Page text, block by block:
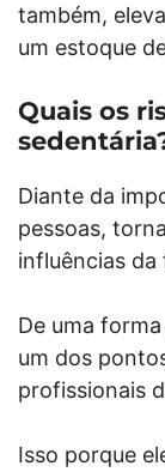
também,
um estoque
Quais os
Diante da
pessoas,
influências da
De uma
um dos
profissionais
Isso porque